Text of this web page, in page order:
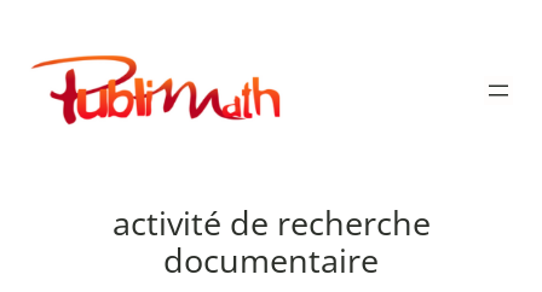
contenu
Publimath
activité de recherche
documentaire